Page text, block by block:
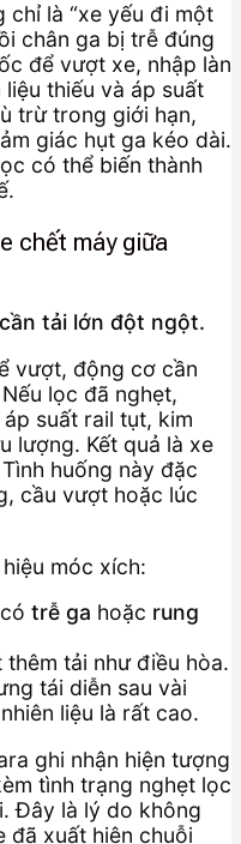
chỉ là “xe yếu đi một
chân ga bị trễ đúng
để vượt xe, nhập làn
thiếu và áp suất
trừ trong giới hạn,
giác hụt ga kéo dài.
có thể biến thành
chết máy giữa
tải lớn đột ngột.
vượt, động cơ cần
lọc đã nghẹt,
suất rail tụt, kim
lượng. Kết quả là xe
huống này đặc
cầu vượt hoặc lúc
móc xích:
trễ ga hoặc rung
tải như điều hòa.
tái diễn sau vài
liệu là rất cao.
ghi nhận hiện tượng
tình trạng nghẹt lọc
Đây là lý do không
đã xuất hiện chuỗi